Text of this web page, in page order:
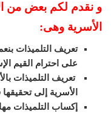
و نقدم لكم بعض من
الأسرية وهى:
تعريف التلميذات
على احترام القيم
تعريف التلميذات
الأسرية إلى
إكساب التلميذات